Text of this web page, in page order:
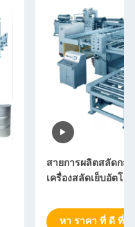
สายการผลิตสลัดกล
เครื่องสลัดเย็บอัตโน
หา ราคา ที่ ดี ที่สุ